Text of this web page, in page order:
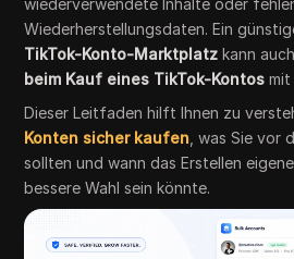
wiederverwendete Inhalte oder
Wiederherstellungsdaten. Ein
TikTok-Konto-Marktplatz kann
beim Kauf eines TikTok-Kontos mit
Dieser Leitfaden hilft Ihnen zu
Konten sicher kaufen , was Sie vor
sollten und wann das Erstellen
bessere Wahl sein könnte.